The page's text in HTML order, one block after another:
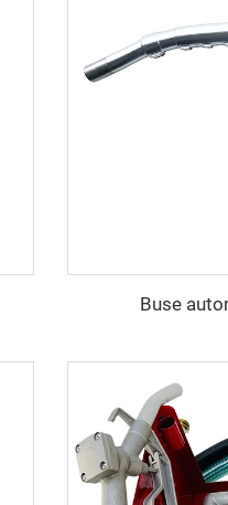
Buse